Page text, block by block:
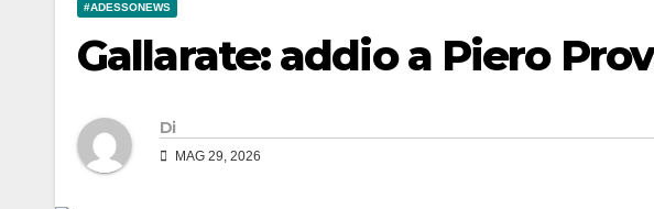
#ADESSONEWS
Gallarate: addio a Piero
Di
MAG 29, 2026